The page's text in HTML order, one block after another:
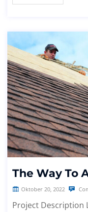
The Way To
Oktober 20, 2022
Project Description